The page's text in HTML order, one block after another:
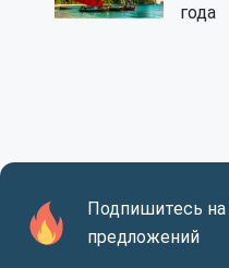
года
Подпишитесь на
предложений